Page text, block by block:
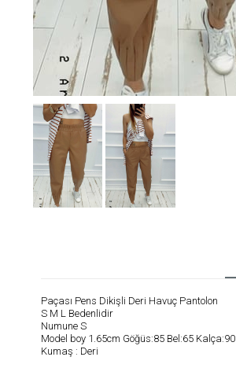
Paçası Pens Dikişli Deri Havuç Pantolon
S M L Bedenlidir
Numune S
Model boy 1.65cm Göğüs:85 Bel:65 Kalça:90
Kumaş : Deri